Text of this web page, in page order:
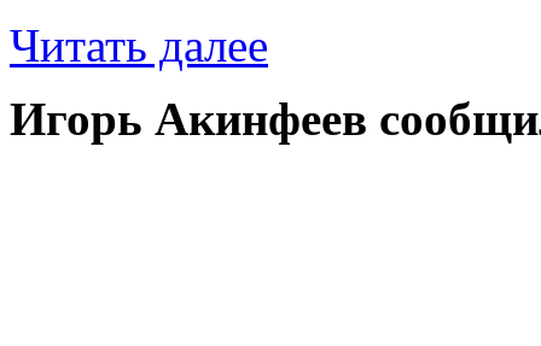
Читать далее
Игорь Акинфеев